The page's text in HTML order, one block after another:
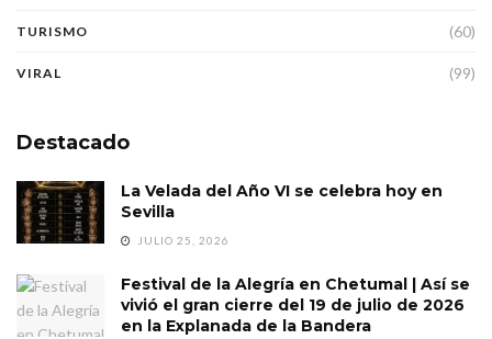
TURISMO (60)
VIRAL (99)
Destacado
La Velada del Año VI se celebra hoy en
Sevilla
JULIO 25, 2026
Festival de la Alegría en Chetumal | Así se
vivió el gran cierre del 19 de julio de 2026
en la Explanada de la Bandera